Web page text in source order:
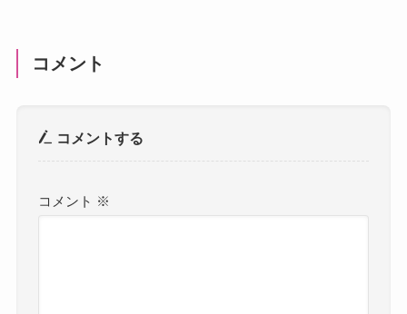
コメント
コメントする
コメント ※